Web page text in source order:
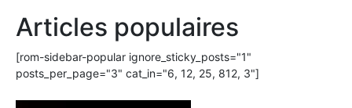
Articles populaires
[rom-sidebar-popular ignore_sticky_posts="1"
posts_per_page="3" cat_in="6, 12, 25, 812, 3"]